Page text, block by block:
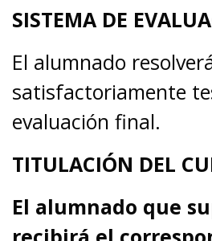
SISTEMA DE
El alumnado
satisfactoriamente
evaluación final.
TITULACIÓN DEL
El alumnado que